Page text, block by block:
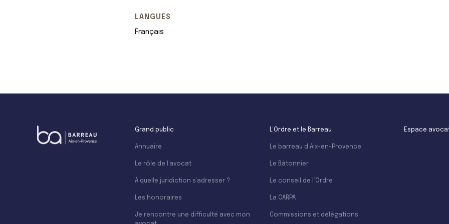
LANGUES
Français
Grand public
Annuaire
Le rôle de l’avocat
À quelle juridiction s’adresser ?
Les honoraires
Je rencontre une difficulté avec mon
L’Ordre et le Barreau
Le barreau d’Aix-en-Provence
Le Bâtonnier
Le conseil de l’Ordre
La CARPA
Commissions et délégations
Espace